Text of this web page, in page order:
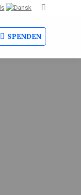
Search:
SPENDEN